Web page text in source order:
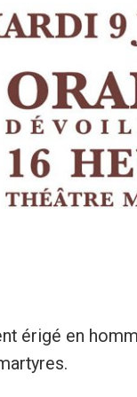
érigé en